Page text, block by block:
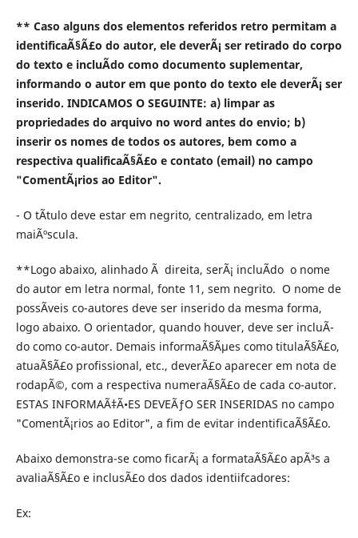
** Caso alguns dos elementos referidos retro permitam a
identificaÃ§Ã£o do autor, ele deverÃ¡ ser retirado do corpo
do texto e incluÃ­do como documento suplementar,
informando o autor em que ponto do texto ele deverÃ¡ ser
inserido. INDICAMOS O SEGUINTE: a) limpar as
propriedades do arquivo no word antes do envio; b)
inserir os nomes de todos os autores, bem como a
respectiva qualificaÃ§Ã£o e contato (email) no campo
"ComentÃ¡rios ao Editor".
- O tÃ­tulo deve estar em negrito, centralizado, em letra
maiÃºscula.
**Logo abaixo, alinhado Ã direita, serÃ¡ incluÃ­do o nome
do autor em letra normal, fonte 11, sem negrito. O nome de
possÃ­veis co-autores deve ser inserido da mesma forma,
logo abaixo. O orientador, quando houver, deve ser incluÃ­
do como co-autor. Demais informaÃ§Ãµes como titulaÃ§Ã£o,
atuaÃ§Ã£o profissional, etc., deverÃ£o aparecer em nota de
rodapÃ©, com a respectiva numeraÃ§Ã£o de cada co-autor.
ESTAS INFORMAÃ‡Ã•ES DEVEÃƒO SER INSERIDAS no campo
"ComentÃ¡rios ao Editor", a fim de evitar indentificaÃ§Ã£o.
Abaixo demonstra-se como ficarÃ¡ a formataÃ§Ã£o apÃ³s a
avaliaÃ§Ã£o e inclusÃ£o dos dados identiifcadores:
Ex: